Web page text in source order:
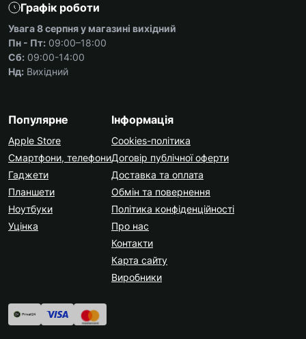
Графік роботи
Увага 8 серпня у магазині вихідний
Пн - Пт: 09:00–18:00
Сб: 09:00-14:00
Нд: Вихідний
Популярне
Apple Store
Смартфони, телефони
Гаджети
Планшети
Ноутбуки
Уцінка
Інформація
Cookies-політика
Договір публічної оферти
Доставка та оплата
Обмін та повернення
Політика конфіденційності
Про нас
Контакти
Карта сайту
Виробники